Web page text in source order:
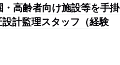
・高齢者向け施設等を手掛
計監理スタッフ（経験